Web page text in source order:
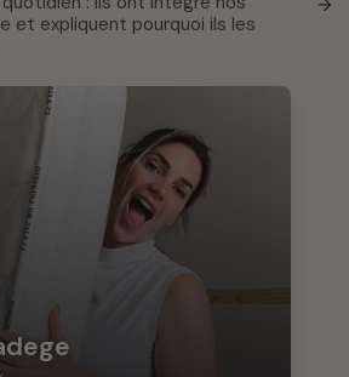
→
et expliquent pourquoi ils les